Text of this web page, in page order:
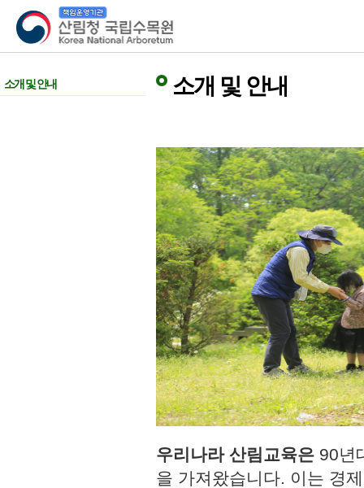
산림청 국립수목원
소개 및 안내 소개 및 안내
우리나라 산림교육은 90년
을 가져왔습니다. 이는 경